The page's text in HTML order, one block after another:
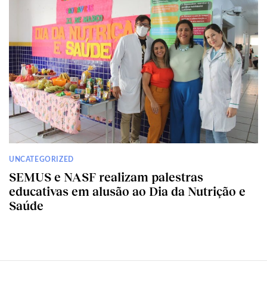
UNCATEGORIZED
SEMUS e NASF realizam palestras
educativas em alusão ao Dia da Nutrição e
Saúde